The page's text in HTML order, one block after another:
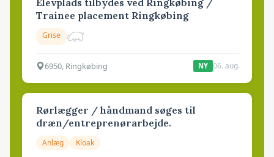
Elevplads tilbydes ved Ringkøbing /
Trainee placement Ringkøbing
Grise
6950, Ringkøbing NY 06. aug.
Rørlægger / håndmand søges til
dræn/entreprenørarbejde.
Anlæg Kloak